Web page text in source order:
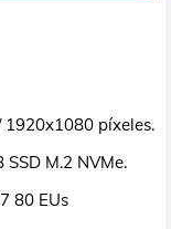
1920x1080 píxeles.
SSD M.2 NVMe.
80 EUs